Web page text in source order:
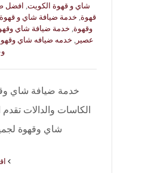
شاي و قهوة الكويت, افضل
قهوة, خدمة ضيافة شاي و
وقهوة, خدمة ضيافة شاي
عصير, خدمه ضيافه شاي
الكاسات والدالات
شاي وقهوة
‫اقرأ المزيد